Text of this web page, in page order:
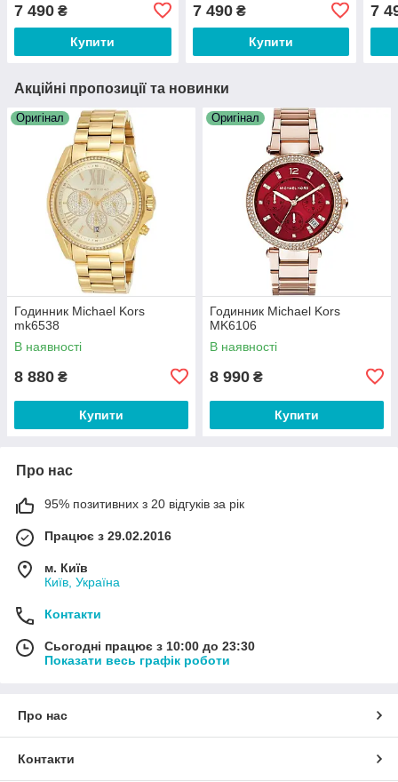
7 490 ₴
Купити
7 490₴
Купити
7
Акційні пропозиції та новинки
Оригінал
Годинник Michael Kors
mk6538
В наявності
8 880 ₴
Купити
Оригінал
Годинник Michael Kors
MK6106
В наявності
8 990 ₴
Купити
Про нас
95% позитивних з 20 відгуків за рік
Працює з 29.02.2016
м. Київ
Київ, Україна
Контакти
Сьогодні працює з 10:00 до 23:30
Показати весь графік роботи
Про нас
Контакти